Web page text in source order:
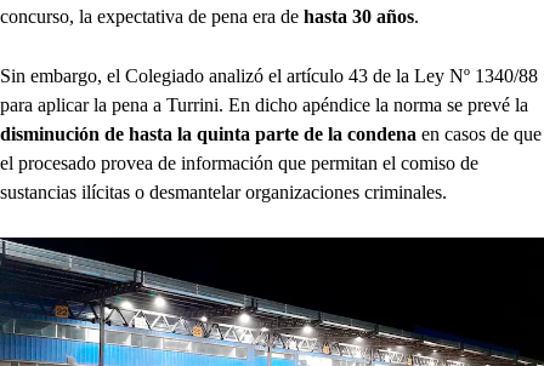
concurso, la expectativa de pena era de hasta 30 años.
Sin embargo, el Colegiado analizó el artículo 43 de la Ley Nº 1340/88
para aplicar la pena a Turrini. En dicho apéndice la norma se prevé la
disminución de hasta la quinta parte de la condena en casos de que
el procesado provea de información que permitan el comiso de
sustancias ilícitas o desmantelar organizaciones criminales.